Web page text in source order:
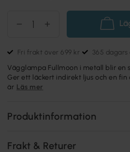
Fri frakt över 699 kr 365
Vägglampa Fullmoon i metall blir en
Ger ett läckert indirekt ljus och en fin
är Läs mer
Produktinformation
Frakt & Returer